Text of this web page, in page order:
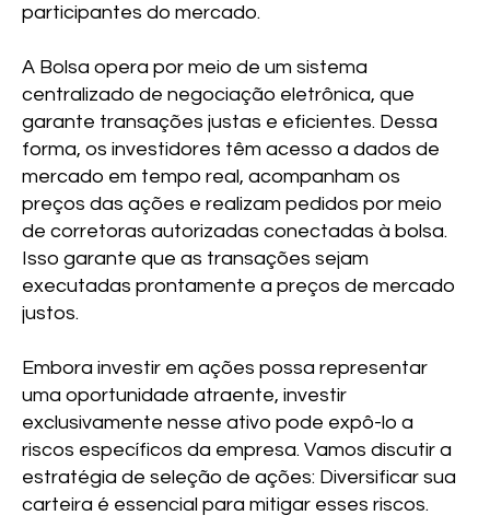
participantes do mercado.
A Bolsa opera por meio de um sistema
centralizado de negociação eletrônica, que
garante transações justas e eficientes. Dessa
forma, os investidores têm acesso a dados de
mercado em tempo real, acompanham os
preços das ações e realizam pedidos por meio
de corretoras autorizadas conectadas à bolsa.
Isso garante que as transações sejam
executadas prontamente a preços de mercado
justos.
Embora investir em ações possa representar
uma oportunidade atraente, investir
exclusivamente nesse ativo pode expô-lo a
riscos específicos da empresa. Vamos discutir a
estratégia de seleção de ações: Diversificar sua
carteira é essencial para mitigar esses riscos.